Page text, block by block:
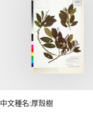
中文種名:厚殼樹